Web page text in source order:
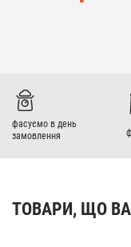
фасуємо в день
замовлення
ТОВАРИ, ЩО